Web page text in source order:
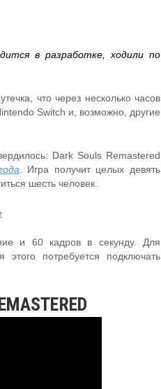
в разработке, ходили по
что через несколько часов
Switch и, возможно, другие
Dark Souls Remastered
. Игра получит целых девять
шесть человек.
и 60 кадров в секунду. Для
потребуется подключать